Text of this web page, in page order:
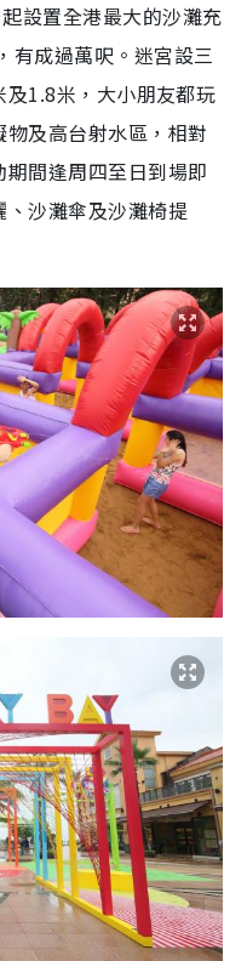
設置全港最大的沙灘充
有成過萬呎。迷宮設三
1.8米，大小朋友都玩
及高台射水區，相對
間逢周四至日到場即
沙灘傘及沙灘椅提